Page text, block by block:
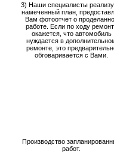
3) Наши специалисты
намеченный план,
Вам фотоотчет о
работе. Если по ходу
окажется, что автомобиль
нуждается в
ремонте, это
обговаривается с Вами.
Производство
работ.